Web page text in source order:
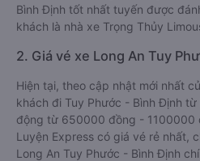
Bình Định tốt nhất tuyến được
khách là nhà xe Trọng Thủy
2. Giá vé xe Long An Tuy
Hiện tại, theo cập nhật mới nhất
khách đi Tuy Phước - Bình Định
động từ 650000 đồng - 1100000
Luyện Express có giá vé rẻ nhất,
Long An Tuy Phước - Bình Định